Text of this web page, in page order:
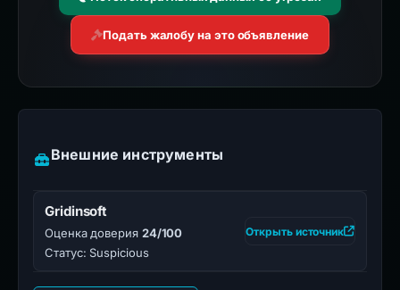
Подать жалобу на это объявление
Внешние инструменты
Gridinsoft
Оценка доверия 24/100
Статус: Suspicious
Открыть источник